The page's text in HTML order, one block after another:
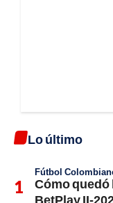
Lo último
Fútbol
Cómo quedó
BetPlay II-